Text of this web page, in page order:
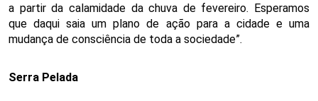
a partir da calamidade da chuva de fevereiro. Esperamos
que daqui saia um plano de ação para a cidade e uma
mudança de consciência de toda a sociedade”.
Serra Pelada